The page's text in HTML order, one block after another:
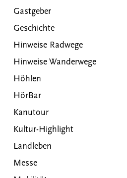
Gastgeber
Geschichte
Hinweise Radwege
Hinweise Wanderwege
Höhlen
HörBar
Kanutour
Kultur-Highlight
Landleben
Messe